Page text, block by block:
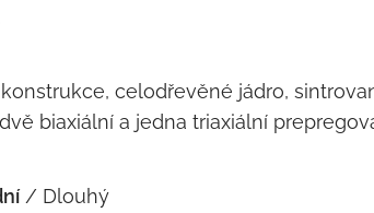
celodřevěné jádro,
biaxiální a jedna triaxiální
/ Dlouhý